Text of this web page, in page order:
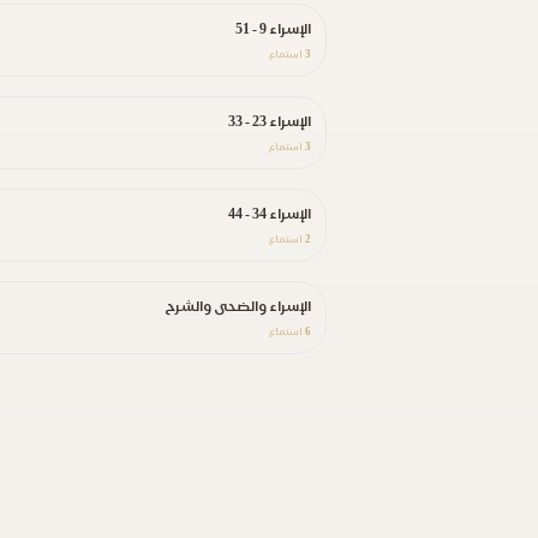
الإسراء 9 - 51
3 استماع
الإسراء 23 - 33
3 استماع
الإسراء 34 - 44
2 استماع
الإسراء والضحى والشرح
6 استماع